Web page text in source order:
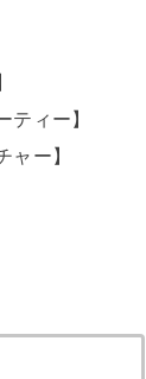
ティー】
ャー】